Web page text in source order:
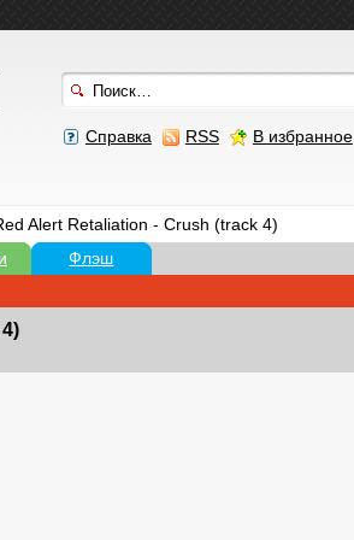
Справка RSS В избранное
Alert Retaliation - Crush (track 4)
Флэш